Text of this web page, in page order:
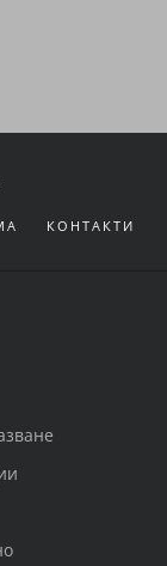
КОНТАКТИ